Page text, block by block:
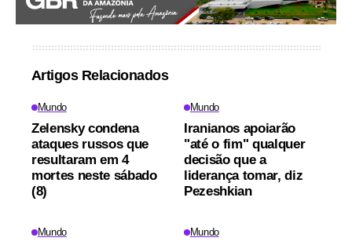
Artigos Relacionados
Mundo
Zelensky condena
ataques russos que
resultaram em 4
mortes neste sábado
(8)
Mundo
Iranianos apoiarão
"até o fim" qualquer
decisão que a
liderança tomar, diz
Pezeshkian
Mundo Mundo